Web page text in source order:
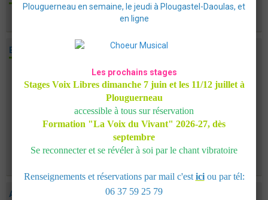
Aucun évènement à afficher.
EVÈNEMENTS
Contes en balades, en veillée, à domicile
au 30/09/2026
Tournée Bretagne -lozère- Dordogne
Choisissez votre conte! Programmez un conte chez
vous en invitant vos proches! Un soirée ou une après-
midi enchantée, une balade contée, à programmer ...
ATELIERS-FORMATIONS
Plouguerneau en semaine, le jeudi à Plougastel-Daoulas, et
en ligne
Les prochains stages
Stages Voix Libres dimanche 7 juin et les 11/12 juillet à
Plouguerneau
accessible à tous sur réservation
Formation "La Voix du Vivant" 2026-27, dès
septembre
Se reconnecter et se révéler à soi par le chant vibratoire
Renseignements et réservations par mail c'est iciou par tél:
06 37 59 25 79